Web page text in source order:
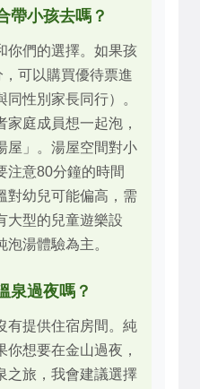
帶小孩去嗎？
你們的選擇。如果孩
可以購買優待票進
同性別家長同行）。
庭成員想一起泡，
屋」。湯屋空間對小
注意80分鐘的時間
對幼兒可能偏高，需
大型的兒童遊樂設
湯體驗為主。
泉過夜嗎？
有提供住宿房間。純
想要在金山過夜，
之旅，我會建議選擇